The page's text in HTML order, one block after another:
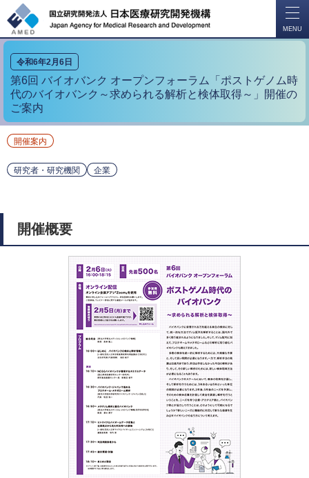
MENU
令和6年2月6日
第6回 バイオバンク オープンフォーラム「ポストゲノム時
代のバイオバンク～求められる解析と検体取得～」開催の
ご案内
開催案内
研究者・研究機関 企業
開催概要